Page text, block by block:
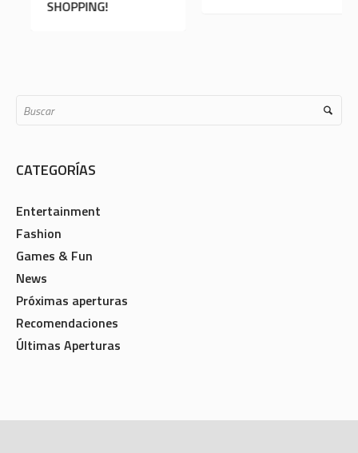
SHOPPING!
CATEGORÍAS
Entertainment
Fashion
Games & Fun
News
Próximas aperturas
Recomendaciones
Últimas Aperturas